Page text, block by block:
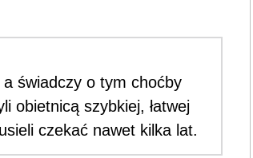
a świadczy o tym choćby
obietnicą szybkiej, łatwej
czekać nawet kilka lat.